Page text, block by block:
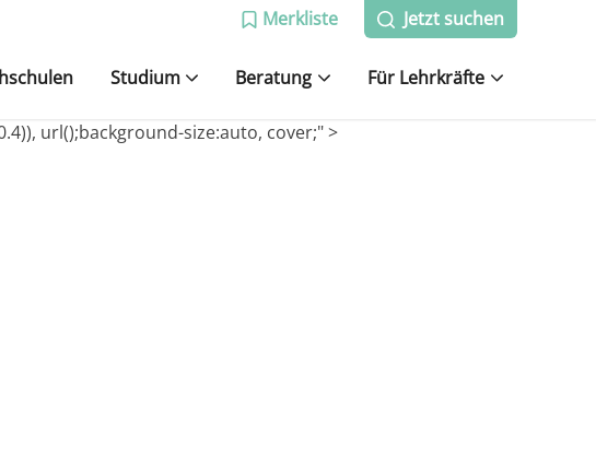
Merkliste Jetzt suchen
Studium Beratung Für Lehrkräfte
url();background-size:auto, cover;" >